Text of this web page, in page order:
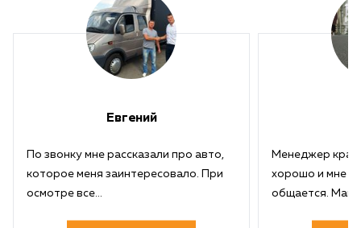
Евгений
По звонку мне рассказали про авто,
которое меня заинтересовало. При
осмотре все...
Менеджер
хорошо и мне
общается.